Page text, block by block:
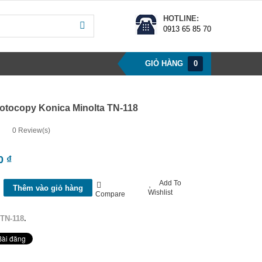
HOTLINE:
0913 65 85 70
GIỎ HÀNG 0
Konica Minolta TN-118
0 Review(s)
₫
Thêm vào giỏ hàng
Compare
Add To
Wishlist
TN-118.